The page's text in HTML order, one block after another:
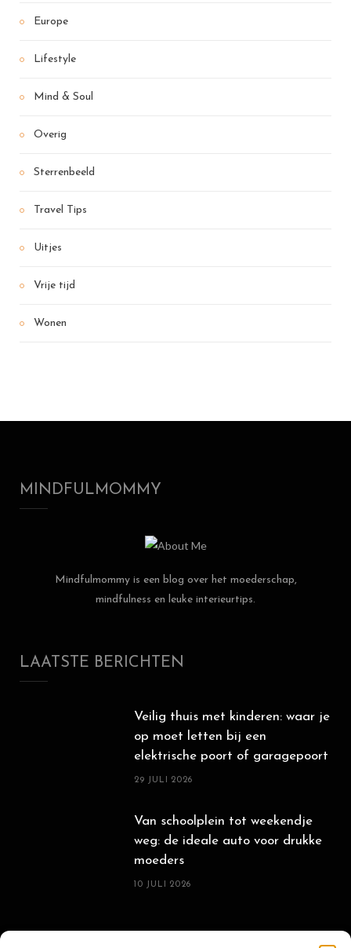
Europe
Lifestyle
Mind & Soul
Overig
Sterrenbeeld
Travel Tips
Uitjes
Vrije tijd
Wonen
MINDFULMOMMY
Mindfulmommy is een blog over het moederschap,
mindfulness en leuke interieurtips.
LAATSTE BERICHTEN
Veilig thuis met kinderen: waar je
op moet letten bij een
elektrische poort of garagepoort
29 JULI 2026
Van schoolplein tot weekendje
weg: de ideale auto voor drukke
moeders
10 JULI 2026